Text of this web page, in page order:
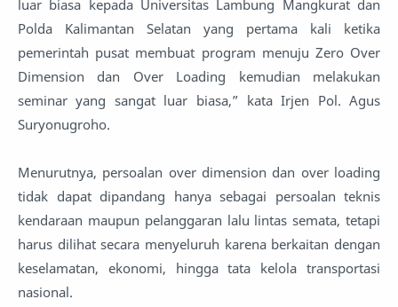
luar biasa kepada Universitas Lambung Mangkurat dan
Polda Kalimantan Selatan yang pertama kali ketika
pemerintah pusat membuat program menuju Zero Over
Dimension dan Over Loading kemudian melakukan
seminar yang sangat luar biasa,” kata Irjen Pol. Agus
Suryonugroho.
Menurutnya, persoalan over dimension dan over loading
tidak dapat dipandang hanya sebagai persoalan teknis
kendaraan maupun pelanggaran lalu lintas semata, tetapi
harus dilihat secara menyeluruh karena berkaitan dengan
keselamatan, ekonomi, hingga tata kelola transportasi
nasional.